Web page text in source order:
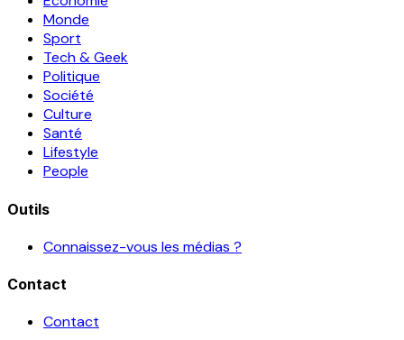
Monde
Sport
Tech & Geek
Politique
Société
Culture
Santé
Lifestyle
People
Outils
Connaissez-vous les médias ?
Contact
Contact